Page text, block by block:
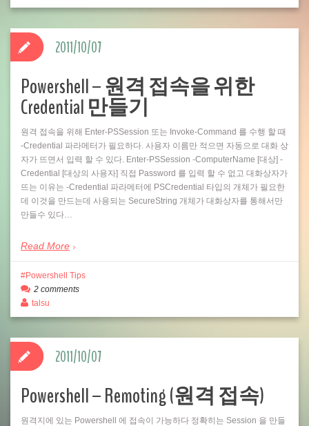
Powershell – 원격 접속을 위한
Credential 만들기
원격 접속을 위해 Enter-PSSession 또는 Invoke-Command 를 수행 할 때
-Credential 파라메터가 필요하다. 사용자 이름만 적으면 자동으로 대화 상
자가 뜨면서 입력 할 수 있다. Enter-PSSession -ComputerName [대상] -
Credential [대상의 사용자] 직접 Password 를 입력 할 수 없고 대화상자가
뜨는 이유는 -Credential 파라메터에 PSCredential 타입의 개체가 필요한
데 이것을 만드는데 사용되는 SecureString 개체가 대화상자를 통해서만
만들수 있다…
Read More
2011/10/07
Powershell Tips
2 comments
talsu
Powershell – Remoting (원격 접속)
원격지에 있는 Powershell 에 접속이 가능하다 정확히는 Session 을 만들
2011/10/07